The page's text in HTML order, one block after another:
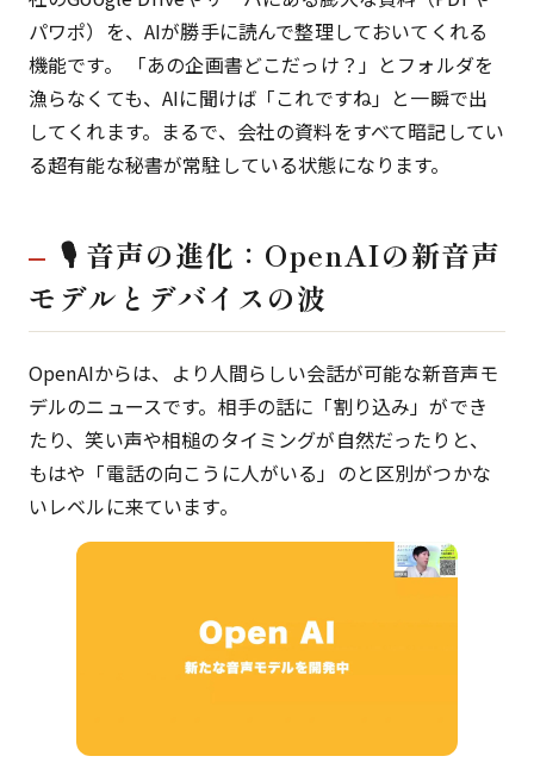
パワポ）を、AIが勝手に読んで整理しておいてくれる
機能です。 「あの企画書どこだっけ？」とフォルダを
漁らなくても、AIに聞けば「これですね」と一瞬で出
してくれます。まるで、会社の資料をすべて暗記してい
る超有能な秘書が常駐している状態になります。
🎙 音声の進化：OpenAIの新音声
モデルとデバイスの波
OpenAIからは、より人間らしい会話が可能な新音声モ
デルのニュースです。相手の話に「割り込み」ができ
たり、笑い声や相槌のタイミングが自然だったりと、
もはや「電話の向こうに人がいる」のと区別がつかな
いレベルに来ています。